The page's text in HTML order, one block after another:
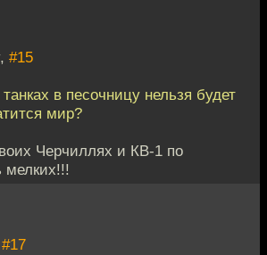
#15
в песочницу нельзя будет
мир?
Черчиллях и КВ-1 по
мелких!!!
#17